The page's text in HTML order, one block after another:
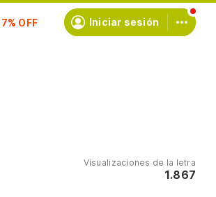
Iniciar sesión
Visualizaciones de la letra
1.867